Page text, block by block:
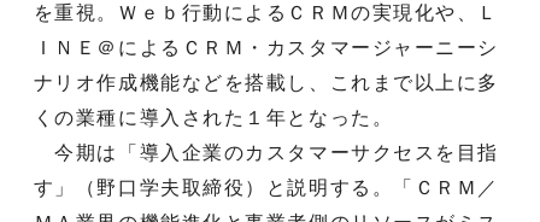
を重視。Ｗｅｂ行動によるＣＲＭの実現化や、Ｌ
ＩＮＥ＠によるＣＲＭ・カスタマージャーニーシ
ナリオ作成機能などを搭載し、これまで以上に多
くの業種に導入された１年となった。
今期は「導入企業のカスタマーサクセスを目指
す」（野口学夫取締役）と説明する。「ＣＲＭ／